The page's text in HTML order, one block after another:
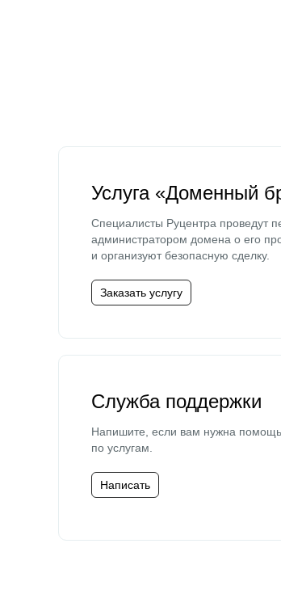
Услуга «Доменный
Специалисты Руцентра проведут
администратором домена о его
и организуют безопасную сделку.
Заказать услугу
Служба поддержки
Напишите, если вам нужна помощь
по услугам.
Написать